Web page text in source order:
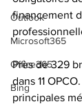
Outlook
Microsoft365
Office365
Bing
financement
Près de 329
dans 11
principales